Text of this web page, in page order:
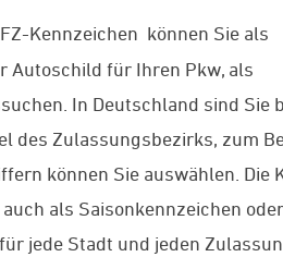
Kennzeichen können Sie als
Autoschild für Ihren Pkw, als
In Deutschland sind Sie
des Zulassungsbezirks, zum
können Sie auswählen. Die
als Saisonkennzeichen
jede Stadt und jeden